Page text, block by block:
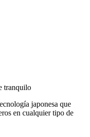
tranquilo
japonesa que
en cualquier tipo de